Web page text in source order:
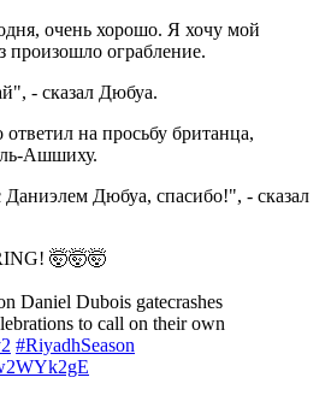
очень хорошо. Я хочу мой
произошло ограбление.
- сказал Дюбуа.
на просьбу британца,
Ашшиху.
Дюбуа, спасибо!", - сказал
🤯🤯🤯
Daniel Dubois gatecrashes
to call on their own
#RiyadhSeason